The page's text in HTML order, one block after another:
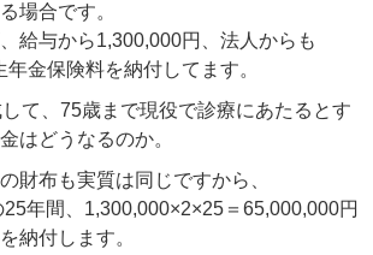
場合です。
給与から1,300,000円、法人からも
金保険料を納付してます。
て、75歳まで現役で診療にあたるとす
はどうなるのか。
財布も実質は同じですから、
年間、1,300,000×2×25＝65,000,000円
納付します。